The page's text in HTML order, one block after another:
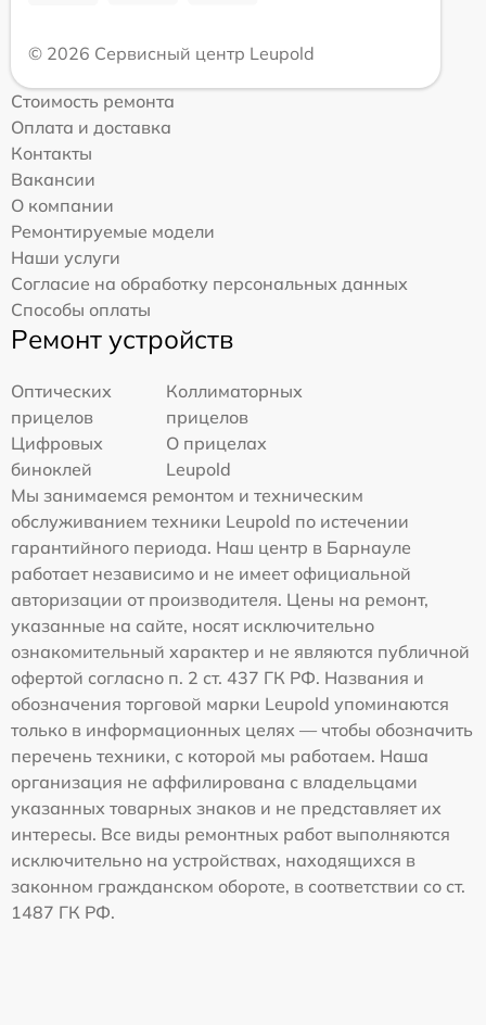
© 2026 Сервисный центр Leupold
Стоимость ремонта
Оплата и доставка
Контакты
Вакансии
О компании
Ремонтируемые модели
Наши услуги
Согласие на обработку персональных данных
Способы оплаты
Ремонт устройств
Оптических
прицелов
Коллиматорных
прицелов
Цифровых
биноклей
О прицелах
Leupold
Мы занимаемся ремонтом и техническим
обслуживанием техники Leupold по истечении
гарантийного периода. Наш центр в Барнауле
работает независимо и не имеет официальной
авторизации от производителя. Цены на ремонт,
указанные на сайте, носят исключительно
ознакомительный характер и не являются публичной
офертой согласно п. 2 ст. 437 ГК РФ. Названия и
обозначения торговой марки Leupold упоминаются
только в информационных целях — чтобы обозначить
перечень техники, с которой мы работаем. Наша
организация не аффилирована с владельцами
указанных товарных знаков и не представляет их
интересы. Все виды ремонтных работ выполняются
исключительно на устройствах, находящихся в
законном гражданском обороте, в соответствии со ст.
1487 ГК РФ.